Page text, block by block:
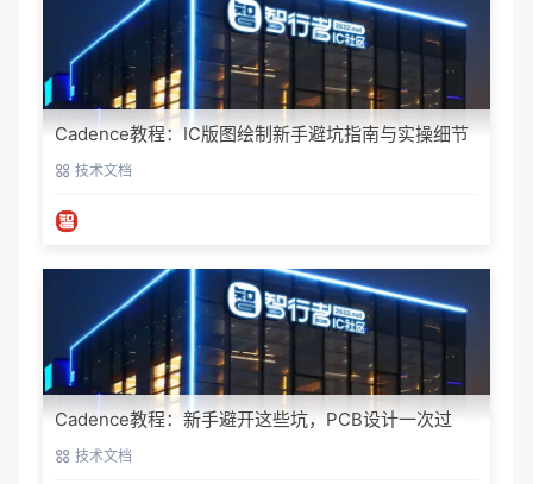
Cadence教程：IC版图绘制新手避坑指南与实操细节
技术文档
Cadence教程：新手避开这些坑，PCB设计一次过
技术文档